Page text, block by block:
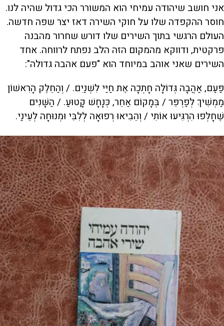
אני חושב שיהודה עמיחי הוא המשורר הכי גדול שהיה לנו.
חוסר ההקפדה שלו על חוקי השירה דאז יצר שפה חדשה.
העולם הרגשי בתוך השירים שלו דורש שחרור מהבנה
פרקטית, ודווקא מהמקום הזה הלב נפתח לרווחה. אחד
השירים שאני אוהב במיוחד הוא "פעם אהבה גדולה":
פַּעַם, אַהֲבָה גְּדוֹלָה חָתְכָה אֶת חַיַּי לִשְׁנַיִם. / וְהַחֵלֶק הָרִאשׁוֹן
מַמְשִׁיךְ לְפַרְפֵּר / בְּמָקוֹם אַחֵר, כְּנָחָשׁ קָטוּעַ. / הַשָּׁנִים
שֶׁחָלְפוּ הִרְגִּיעוּ אוֹתִי / וְהֵבִיאוּ רְפוּאָה לְלִבִּי וּמְנוּחָה לְעֵינַי.